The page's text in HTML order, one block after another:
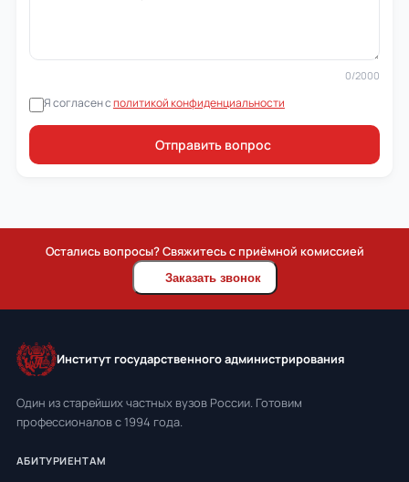
0/2000
Я согласен сполитикой конфиденциальности
Отправить вопрос
Остались вопросы? Свяжитесь с приёмной комиссией
Заказать звонок
Институт государственного администрирования
Один из старейших частных вузов России. Готовим
профессионалов с 1994 года.
АБИТУРИЕНТАМ